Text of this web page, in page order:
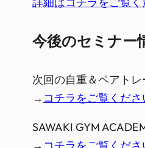
今後のセミナー
次回の自重＆ペアトレ
→ コチラをご覧くださ
SAWAKI GYM
→ コチラをご覧くださ